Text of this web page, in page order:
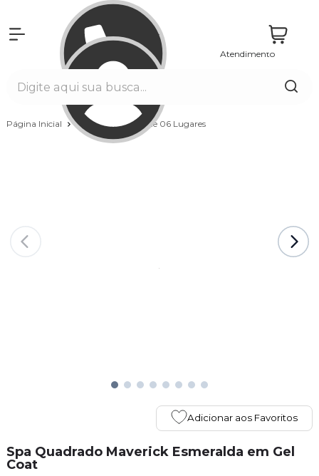
Atendimento
Página Inicial Spas Capacidade 06 Lugares
Adicionar aos Favoritos
Spa Quadrado Maverick Esmeralda em Gel
Coat